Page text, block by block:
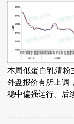
本周低蛋白乳清粉
外盘报价有所上调
稳中偏强运行。后